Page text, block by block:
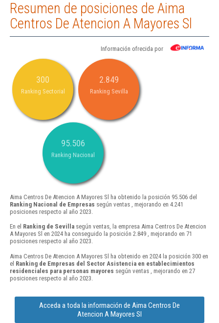
Resumen de posiciones de Aima
Centros De Atencion A Mayores Sl
Información ofrecida por
300
Ranking Sectorial
2.849
Ranking Sevilla
95.506
Ranking Nacional
Aima Centros De Atencion A Mayores Sl ha obtenido la posición 95.506 del
Ranking Nacional de Empresas según ventas , mejorando en 4.241
posiciones respecto al año 2023.
En el Ranking de Sevilla según ventas, la empresa Aima Centros De Atencion
A Mayores Sl en 2024 ha conseguido la posición 2.849 , mejorando en 71
posiciones respecto al año 2023.
Aima Centros De Atencion A Mayores Sl ha obtenido en 2024 la posición 300 en
el Ranking de Empresas del Sector Asistencia en establecimientos
residenciales para personas mayores según ventas , mejorando en 27
posiciones respecto al año 2023.
Acceda a toda la información de Aima Centros De
Atencion A Mayores Sl